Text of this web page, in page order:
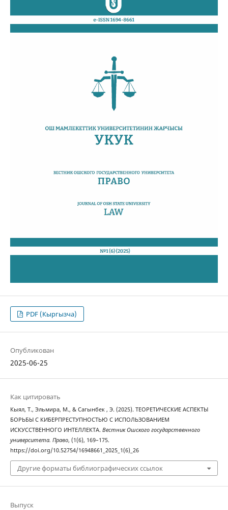
PDF (Кыргызча)
Опубликован
2025-06-25
Как цитировать
Кыял, Т., Эльмира, М., & Сагынбек , Э. (2025). ТЕОРЕТИЧЕСКИЕ АСПЕКТЫ
БОРЬБЫ С КИБЕРПРЕСТУПНОСТЬЮ С ИСПОЛЬЗОВАНИЕМ
ИСКУССТВЕННОГО ИНТЕЛЛЕКТА. Вестник Ошского государственного
университета. Право, (1(6), 169–175.
https://doi.org/10.52754/16948661_2025_1(6)_26
Другие форматы библиографических ссылок
Выпуск